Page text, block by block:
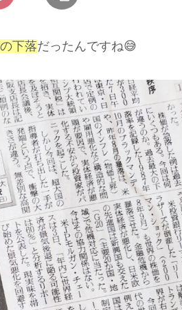
下落だったんですね😅